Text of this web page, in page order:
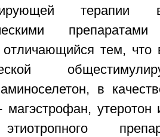
отличающийся тем, что
в
магэстрофан, утеротон